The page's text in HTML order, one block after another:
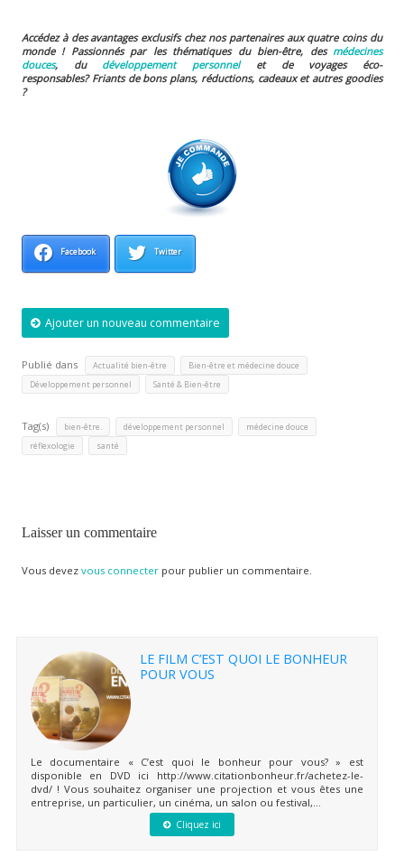
Accédez à des avantages exclusifs chez nos partenaires aux quatre coins du
monde ! Passionnés par les thématiques du bien-être, des médecines
douces, du développement personnel et de voyages éco-
responsables? Friants de bons plans, réductions, cadeaux et autres goodies
?
Facebook Twitter
Ajouter un nouveau commentaire
Publié dans Actualité bien-être Bien-être et médecine douce
Développement personnel Santé & Bien-être
Tag(s) bien-être. développement personnel médecine douce
réflexologie santé
Laisser un commentaire
Vous devez vous connecterpour publier un commentaire.
LE FILM C’EST QUOI LE BONHEUR
POUR VOUS
Le documentaire « C’est quoi le bonheur pour vous? » est
disponible en DVD ici http://www.citationbonheur.fr/achetez-le-
dvd/ ! Vous souhaitez organiser une projection et vous êtes une
entreprise, un particulier, un cinéma, un salon ou festival,...
Cliquez ici